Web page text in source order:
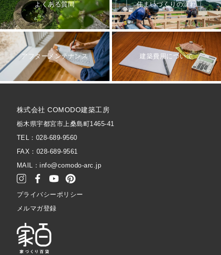
よくある質問 住まいづくりの流れ
アフターメンテナンス 建築費用について
株式会社 COMODO建築工房
栃木県宇都宮市上桑島町1465-41
TEL：028-689-9560
FAX：028-689-9561
MAIL：info@comodo-arc.jp
プライバシーポリシー
メルマガ登録